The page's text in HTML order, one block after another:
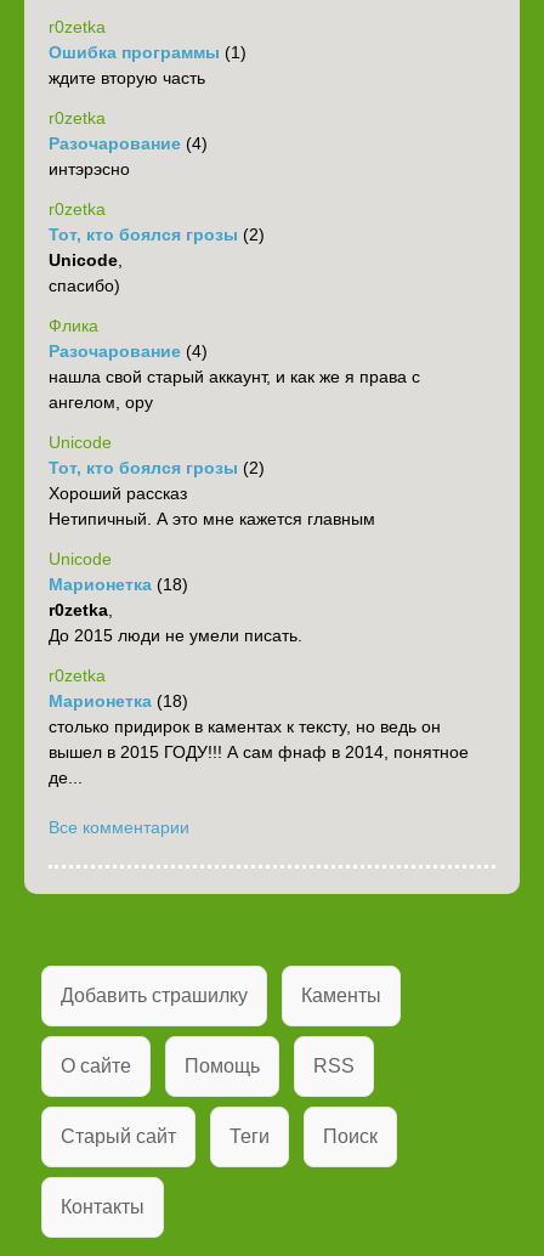
r0zetka
Ошибка программы (1)
ждите вторую часть
r0zetka
Разочарование (4)
интэрэсно
r0zetka
Тот, кто боялся грозы (2)
Unicode,
спасибо)
Флика
Разочарование (4)
нашла свой старый аккаунт, и как же я права с
ангелом, ору
Unicode
Тот, кто боялся грозы (2)
Хороший рассказ
Нетипичный. А это мне кажется главным
Unicode
Марионетка (18)
r0zetka,
До 2015 люди не умели писать.
r0zetka
Марионетка (18)
столько придирок в каментах к тексту, но ведь он
вышел в 2015 ГОДУ!!! А сам фнаф в 2014, понятное
де...
Все комментарии
Добавить страшилку Каменты
О сайте Помощь RSS
Старый сайт Теги Поиск
Контакты